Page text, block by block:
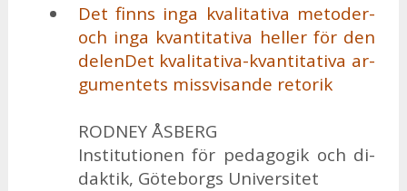
Det finns inga kva­li­ta­ti­va me­to­der-
och inga kvan­ti­ta­ti­va hel­ler för den
de­len­Det kva­li­ta­ti­va-kvan­ti­ta­ti­va ar­
gu­men­tets miss­vi­san­de re­to­rik
ROD­NEY ÅSBERG
In­sti­tu­tio­nen för pe­da­go­gik och di­
dak­tik, Gö­te­borgs Uni­ver­si­tet